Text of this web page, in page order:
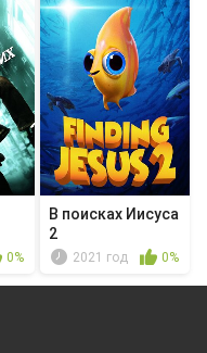
0%
В поисках Иисуса
2
2021 год 0%